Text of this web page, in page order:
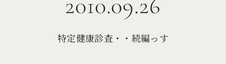
2010.09.26
特定健康診査・・続編っす